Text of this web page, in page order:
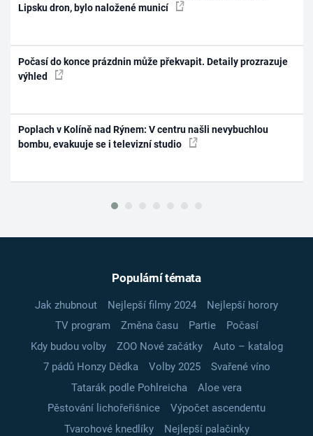
Lipsku dron, bylo naložené municí
Počasí do konce prázdnin může překvapit. Detaily prozrazuje
výhled
Poplach v Kolíně nad Rýnem: V centru našli nevybuchlou
bombu, evakuuje se i televizní studio
Populární témata
Jak zhubnout Nejlepší filmy 2024
Nejlepší horory
TV program
Změna času Partie
Počasí
Kdy budou volby
ZOO Nové začátky
Auto – katalog
7 pádů Honzy Dědka
Volby 2025
Svařené víno
Tatarák podle Pohlreicha
Aloe vera
Pěstování lichořeřišnice
Výpočet ascendentu
Tvarohové knedlíky
Nejlepší palačinky